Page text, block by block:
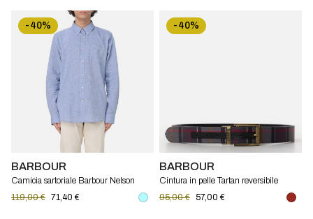
-40%
BARBOUR
Camicia sartoriale Barbour Nelson
119,00 € 71,40 €
-40%
BARBOUR
Cintura in pelle Tartan reversibile
95,00 € 57,00 €